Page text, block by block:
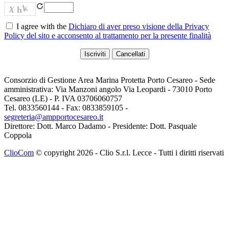
I agree with the Dichiaro di aver preso visione della Privacy
Policy del sito e acconsento al trattamento per la presente finalità
Consorzio di Gestione Area Marina Protetta Porto Cesareo - Sede
amministrativa: Via Manzoni angolo Via Leopardi - 73010 Porto
Cesareo (LE) - P. IVA 03706060757
Tel. 0833560144 - Fax: 0833859105 -
segreteria@ampportocesareo.it
Direttore: Dott. Marco Dadamo - Presidente: Dott. Pasquale
Coppola
ClioCom © copyright 2026 - Clio S.r.l. Lecce - Tutti i diritti riservati